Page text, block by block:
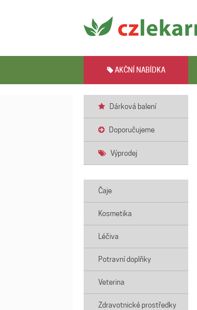
AKČNÍ NABÍDKA
Dárková balení
Doporučujeme
Výprodej
Čaje
Kosmetika
Léčiva
Potravní doplňky
Veterina
Zdravotnické prostředky